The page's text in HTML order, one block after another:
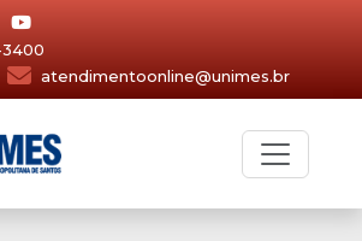
3400
atendimentoonline@unimes.br